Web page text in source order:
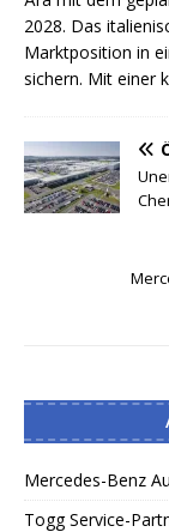
2028. Das
Marktposition in
sichern. Mit einer
Mercedes-Benz
Togg Service-